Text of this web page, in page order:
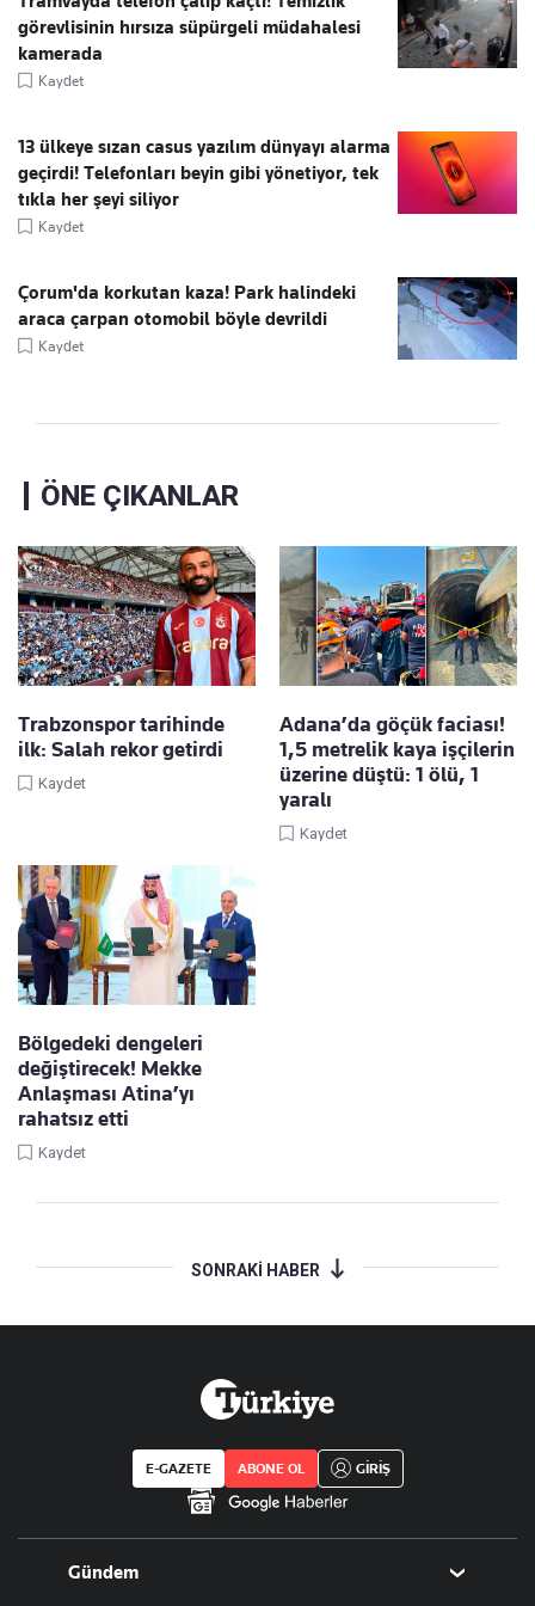
görevlisinin hırsıza süpürgeli müdahalesi
kamerada
Kaydet
13 ülkeye sızan casus yazılım dünyayı alarma
geçirdi! Telefonları beyin gibi yönetiyor, tek
tıkla her şeyi siliyor
Kaydet
Çorum'da korkutan kaza! Park halindeki
araca çarpan otomobil böyle devrildi
Kaydet
ÖNE ÇIKANLAR
Trabzonspor tarihinde
ilk: Salah rekor getirdi
Kaydet
Adana’da göçük faciası!
1,5 metrelik kaya işçilerin
üzerine düştü: 1 ölü, 1
yaralı
Kaydet
Bölgedeki dengeleri
değiştirecek! Mekke
Anlaşması Atina’yı
rahatsız etti
Kaydet
SONRAKİ HABER
E-GAZETE ABONE OL GİRİŞ
Gündem